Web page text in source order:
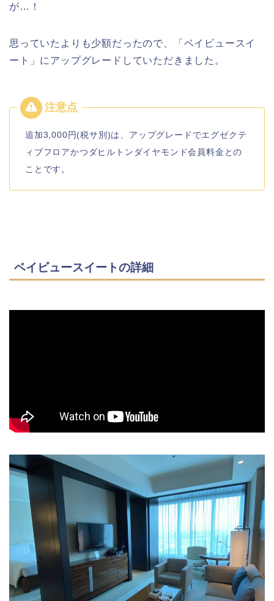
が…！
思っていたよりも少額だったので、「ベイビュースイ
ート」にアップグレードしていただきました。
追加3,000円(税サ別)は、アップグレードでエグゼクテ
ィブフロアかつダヒルトンダイヤモンド会員料金との
ことです。
ベイビュースイートの詳細